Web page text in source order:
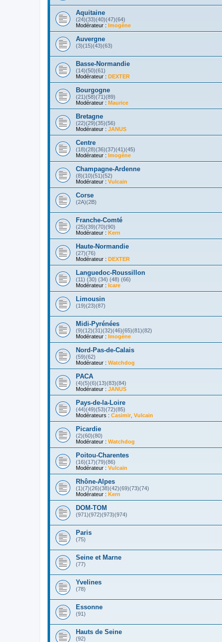
Aquitaine
(24)(33)(40)(47)(64)
Modérateur : Imogène
Auvergne
(3)(15)(43)(63)
Basse-Normandie
(14)(50)(61)
Modérateur : DEXTER
Bourgogne
(21)(58)(71)(89)
Modérateur : Maurice
Bretagne
(22)(29)(35)(56)
Modérateur : JANUS
Centre
(18)(28)(36)(37)(41)(45)
Modérateur : Imogène
Champagne-Ardenne
(8)(10)(51)(52)
Modérateur : Vulcain
Corse
(2A)(2B)
Franche-Comté
(25)(39)(70)(90)
Modérateur : Kern
Haute-Normandie
(27)(76)
Modérateur : DEXTER
Languedoc-Roussillon
(11) (30) (34) (48) (66)
Modérateur : Icare
Limousin
(19)(23)(87)
Midi-Pyrénées
(9)(12)(31)(32)(46)(65)(81)(82)
Modérateur : Imogène
Nord-Pas-de-Calais
(59)(62)
Modérateur : Watchdog
PACA
(4)(5)(6)(13)(83)(84)
Modérateur : JANUS
Pays-de-la-Loire
(44)(49)(53)(72)(85)
Modérateurs : Casimir, Vulcain
Picardie
(2)(60)(80)
Modérateur : Watchdog
Poitou-Charentes
(16)(17)(79)(86)
Modérateur : Vulcain
Rhône-Alpes
(1)(7)(26)(38)(42)(69)(73)(74)
Modérateur : Kern
DOM-TOM
(971)(972)(973)(974)
Paris
(75)
Seine et Marne
(77)
Yvelines
(78)
Essonne
(91)
Hauts de Seine
(92)